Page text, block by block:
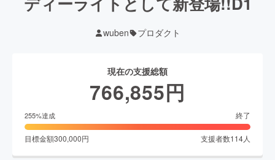
wuben プロダクト
現在の支援総額
766,855円
255%達成 終了
目標金額300,000円 支援者数114人